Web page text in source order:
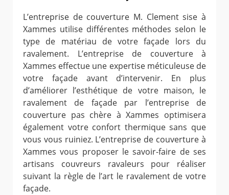
L’entreprise de couverture M. Clement sise à
Xammes utilise différentes méthodes selon le
type de matériau de votre façade lors du
ravalement. L’entreprise de couverture à
Xammes effectue une expertise méticuleuse de
votre façade avant d’intervenir. En plus
d’améliorer l’esthétique de votre maison, le
ravalement de façade par l’entreprise de
couverture pas chère à Xammes optimisera
également votre confort thermique sans que
vous vous ruiniez. L’entreprise de couverture à
Xammes vous proposer le savoir-faire de ses
artisans couvreurs ravaleurs pour réaliser
suivant la règle de l’art le ravalement de votre
façade.